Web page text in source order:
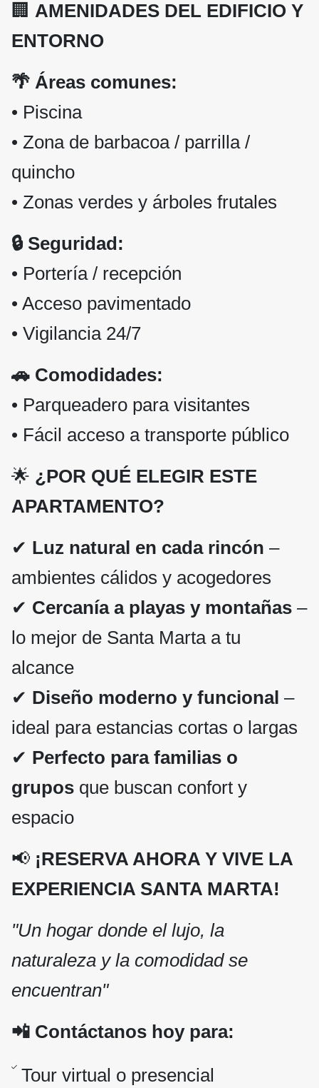
🏢 AMENIDADES DEL EDIFICIO Y
ENTORNO
🌴 Áreas comunes:
• Piscina
• Zona de barbacoa / parrilla /
quincho
• Zonas verdes y árboles frutales
🔒 Seguridad:
• Portería / recepción
• Acceso pavimentado
• Vigilancia 24/7
🚗 Comodidades:
• Parqueadero para visitantes
• Fácil acceso a transporte público
🌟 ¿POR QUÉ ELEGIR ESTE
APARTAMENTO?
✔ Luz natural en cada rincón –
ambientes cálidos y acogedores
✔ Cercanía a playas y montañas –
lo mejor de Santa Marta a tu
alcance
✔ Diseño moderno y funcional –
ideal para estancias cortas o largas
✔ Perfecto para familias o
grupos que buscan confort y
espacio
📢 ¡RESERVA AHORA Y VIVE LA
EXPERIENCIA SANTA MARTA!
"Un hogar donde el lujo, la
naturaleza y la comodidad se
encuentran"
📲 Contáctanos hoy para:
Tour virtual o presencial